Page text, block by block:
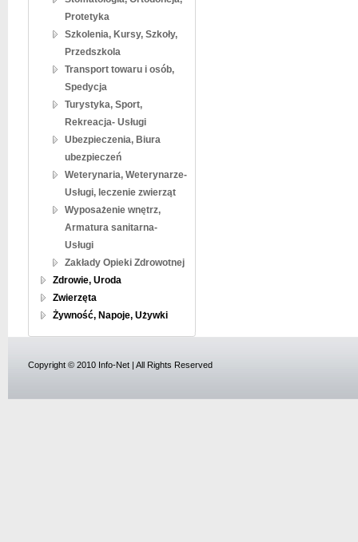
Protetyka
Szkolenia, Kursy, Szkoły,
Przedszkola
Transport towaru i osób,
Spedycja
Turystyka, Sport,
Rekreacja- Usługi
Ubezpieczenia, Biura
ubezpieczeń
Weterynaria, Weterynarze-
Usługi, leczenie zwierząt
Wyposażenie wnętrz,
Armatura sanitarna-
Usługi
Zakłady Opieki Zdrowotnej
Zdrowie, Uroda
Zwierzęta
Żywność, Napoje, Używki
Copyright © 2010 Info-Net | All Rights Reserved